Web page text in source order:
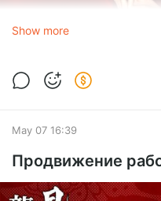
Show more
May 07 16:39
Продвижение